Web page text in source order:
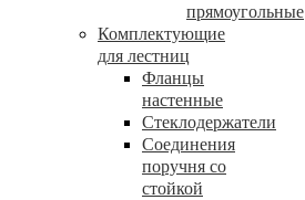
прямоугольные
Комплектующие
для лестниц
Фланцы
настенные
Стеклодержатели
Соединения
поручня со
стойкой